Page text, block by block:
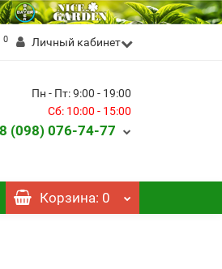
0 Личный кабинет
Пн - Пт: 9:00 - 19:00
Сб: 10:00 - 15:00
(098) 076-74-77
Корзина: 0